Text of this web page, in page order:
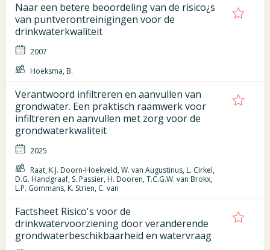
Naar een betere beoordeling van de risico¿s
van puntverontreinigingen voor de
drinkwaterkwaliteit
2007
Hoeksma, B.
Verantwoord infiltreren en aanvullen van
grondwater. Een praktisch raamwerk voor
infiltreren en aanvullen met zorg voor de
grondwaterkwaliteit
2025
Raat, K.J. Doorn-Hoekveld, W. van Augustinus, L. Cirkel,
D.G. Handgraaf, S. Passier, H. Dooren, T.C.G.W. van Brokx,
L.P. Gommans, K. Strien, C. van
Factsheet Risico's voor de
drinkwatervoorziening door veranderende
grondwaterbeschikbaarheid en watervraag